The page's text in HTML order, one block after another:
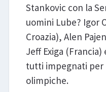
Stankovic con la
uomini Lube? Igor
Croazia), Alen
Jeff Exiga
tutti impegnati per
olimpiche.